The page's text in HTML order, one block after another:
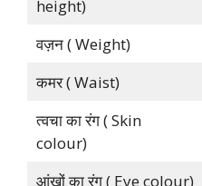
height)
वज़न ( Weight)
कमर ( Waist)
त्वचा का रंग ( Skin
colour)
आंखों का रंग ( Eye colour)